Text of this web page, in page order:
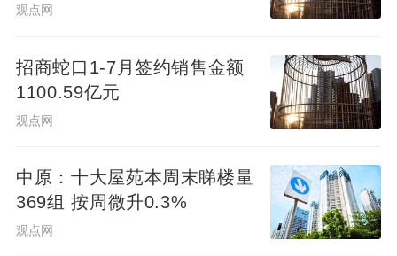
观点网
招商蛇口1-7月签约销售金额
1100.59亿元
观点网
中原：十大屋苑本周末睇楼量
369组 按周微升0.3%
观点网